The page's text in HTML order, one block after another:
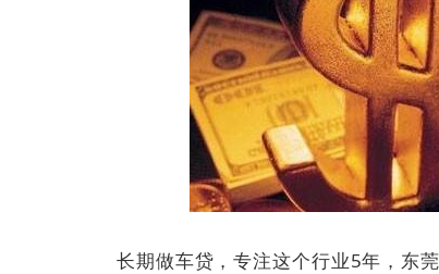
长期做车贷，专注这个行业5年，东